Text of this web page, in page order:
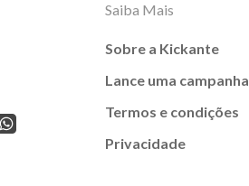
Saiba Mais
Sobre a Kickante
Lance uma campanha
Termos e condições
Privacidade